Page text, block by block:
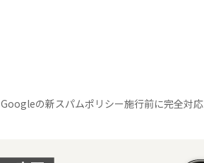
Googleの新スパムポリシー施行前に完全対応